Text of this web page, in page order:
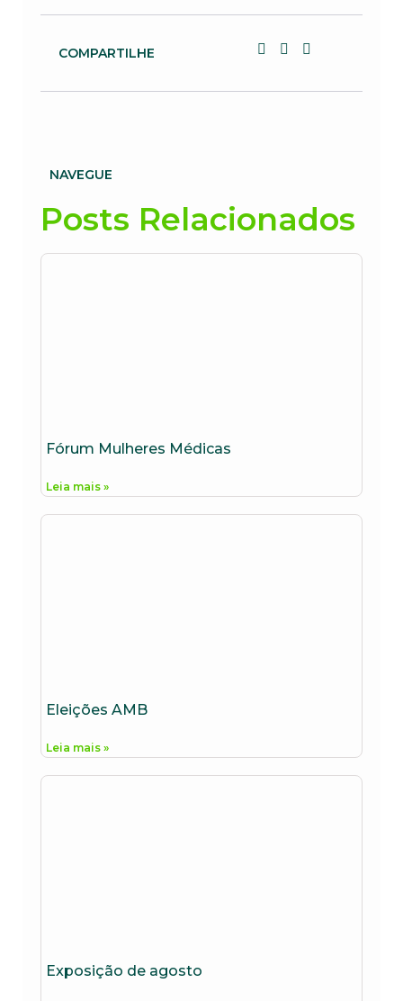
COMPARTILHE
NAVEGUE
Posts Relacionados
Fórum Mulheres Médicas
Leia mais »
Eleições AMB
Leia mais »
Exposição de agosto